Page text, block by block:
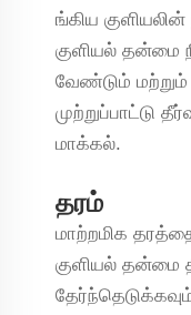
ங்கிய
குளியல்
வேண்டும் மற்றும்
முற்றுப்பாட்டு
மாக்கல்.
தரம்
மாற்றமிக
குளியல் தன்மை